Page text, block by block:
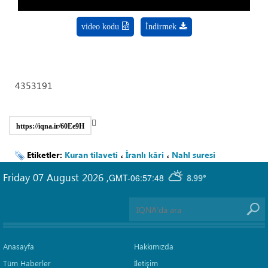
video kodu İndirmek
4353191
https://iqna.ir/60Ee9H
Etiketler: Kuran tilaveti ، İranlı kâri ، Nahl suresi
GMT-06:57:48 8.99°
Friday 07 August 2026 ,
Anasayfa
Tüm Haberler
Hakkımızda
İletişim